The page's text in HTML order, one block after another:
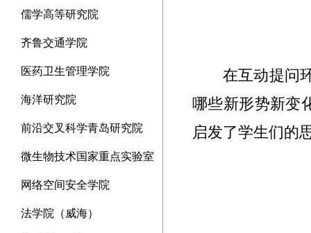
儒学高等研究院
齐鲁交通学院
医药卫生管理学院
海洋研究院
前沿交叉科学青岛研究院
微生物技术国家重点实验室
网络空间安全学院
法学院（威海）
在互动提问
哪些新形势新变
启发了学生们的